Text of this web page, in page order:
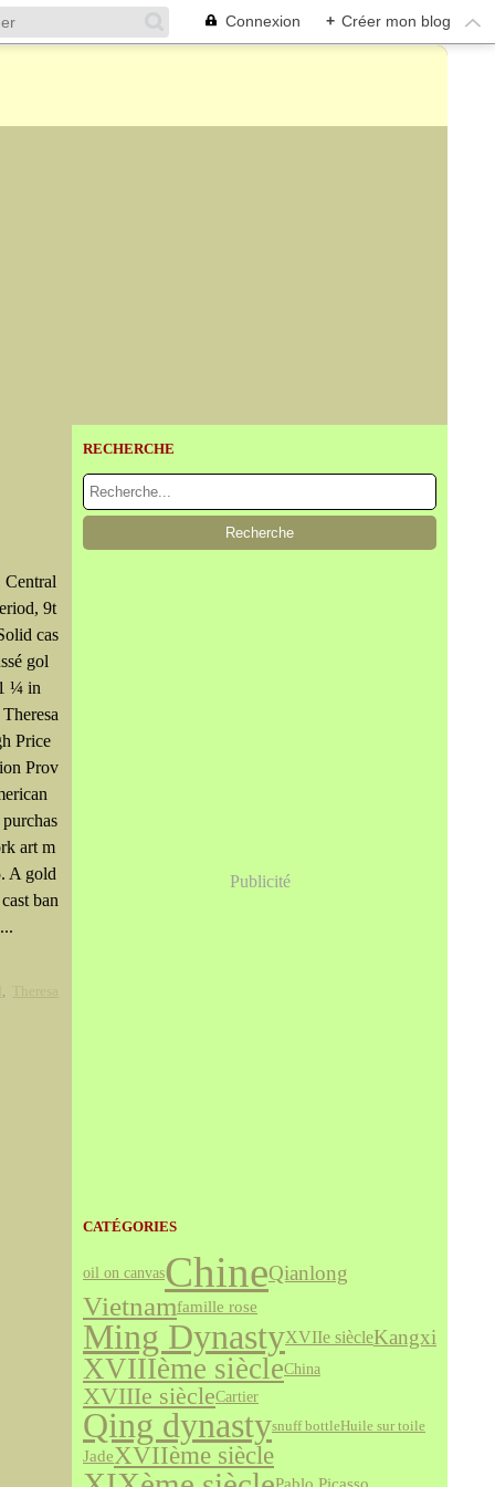
Connexion + Créer mon blog
Central
9t
cas
gol
¼ in
Price
Prov
art m
A gold
ban
,
RECHERCHE
Publicité
CATÉGORIES
oil on canvasChineQianlong
Vietnamfamille rose
Ming DynastyXVIIe siècleKangxi
XVIIIème siècleChina
XVIIIe siècleCartier
Qing dynastysnuff bottleHuile sur toile
JadeXVIIème siècle